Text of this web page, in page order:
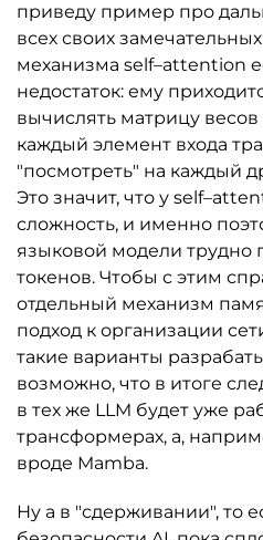
приведу пример про
всех своих
механизма self–attention
недостаток: ему
вычислять матрицу
каждый элемент входа
"посмотреть" на каждый
Это значит, что у
сложность, и именно
языковой модели трудно
токенов. Чтобы с этим
отдельный механизм
подход к организации
такие варианты
возможно, что в итоге
в тех же LLM будет уже
трансформерах, а,
вроде Mamba.
Ну а в "сдерживании", то